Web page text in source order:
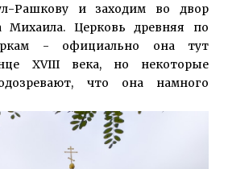
Рашкову и заходим во двор
Михаила. Церковь древняя по
- официально она тут
XVIII века, но некоторые
что она намного